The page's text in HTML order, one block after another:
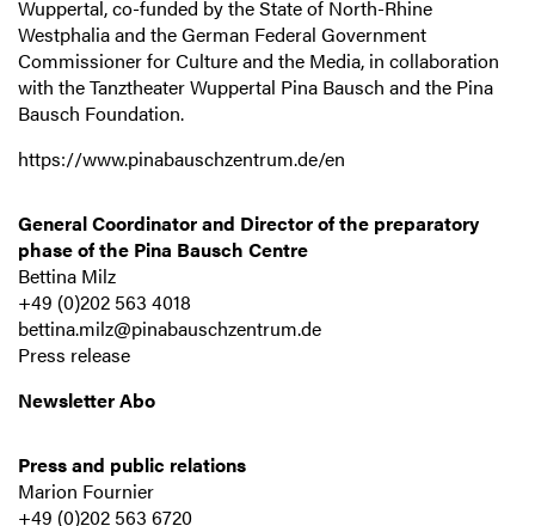
Wuppertal, co-funded by the State of North-Rhine
Westphalia and the German Federal Government
Commissioner for Culture and the Media, in collaboration
with the Tanztheater Wuppertal Pina Bausch and the Pina
Bausch Foundation.
https://www.pinabauschzentrum.de/en
General Coordinator and Director of the preparatory
phase of the Pina Bausch Centre
Bettina Milz
+49 (0)202 563 4018
bettina.milz@pinabauschzentrum.de
Press release
Newsletter Abo
Press and public relations
Marion Fournier
+49 (0)202 563 6720